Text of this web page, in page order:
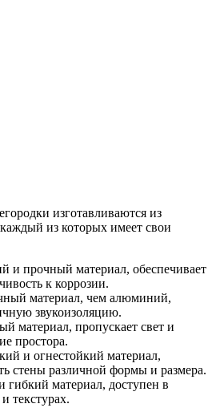
изготавливаются из
из которых имеет свои
и прочный материал, обеспечивает
к коррозии.
материал, чем алюминий,
звукоизоляцию.
материал, пропускает свет и
простора.
и огнестойкий материал,
стены различной формы и размера.
гибкий материал, доступен в
текстурах.